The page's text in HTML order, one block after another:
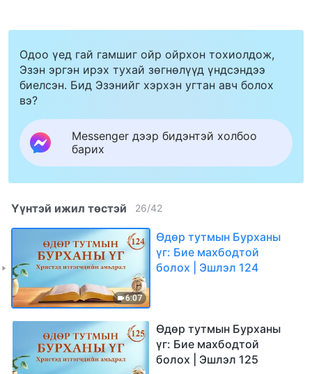
Одоо үед гай гамшиг ойр ойрхон тохиолдож,
Эзэн эргэн ирэх тухай зөгнөлүүд үндсэндээ
биелсэн. Бид Эзэнийг хэрхэн угтан авч болох
вэ?
Messenger дээр бидэнтэй холбоо
барих
Үүнтэй ижил төстэй 26/42
6:07
Өдөр тутмын Бурханы
үг: Бие махбодтой
болох | Эшлэл 124
Өдөр тутмын Бурханы
үг: Бие махбодтой
болох | Эшлэл 125